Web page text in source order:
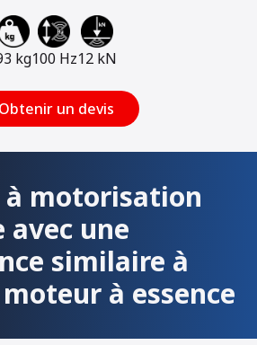
kg100 Hz12 kN
Obtenir un devis
à motorisation
une
similaire à
moteur à essence